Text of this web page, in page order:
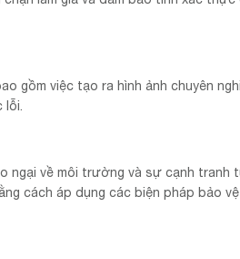
gồm việc tạo ra hình ảnh chuyên
ngại về môi trường và sự cạnh tranh
cách áp dụng các biện pháp bảo vệ